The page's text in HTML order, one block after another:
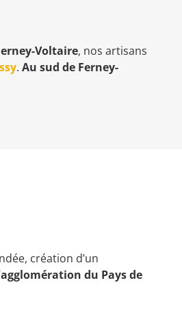
Voltaire, nos artisans
. Au sud de Ferney-
création d’un
agglomération du Pays de